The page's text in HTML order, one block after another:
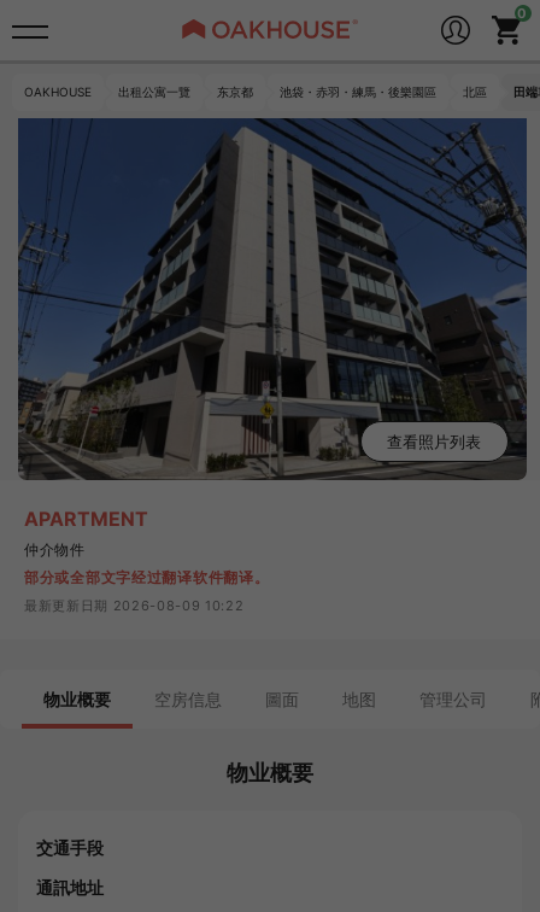
OAKHOUSE 出租公寓一覽 东京都 池袋・赤羽・練馬・後樂園區 北區 田
查看照片列表
APARTMENT
仲介物件
部分或全部文字经过翻译软件翻译。
最新更新日期 2026-08-09 10:22
物业概要 空房信息 圖面 地图 管理公司
物业概要
交通手段
通訊地址